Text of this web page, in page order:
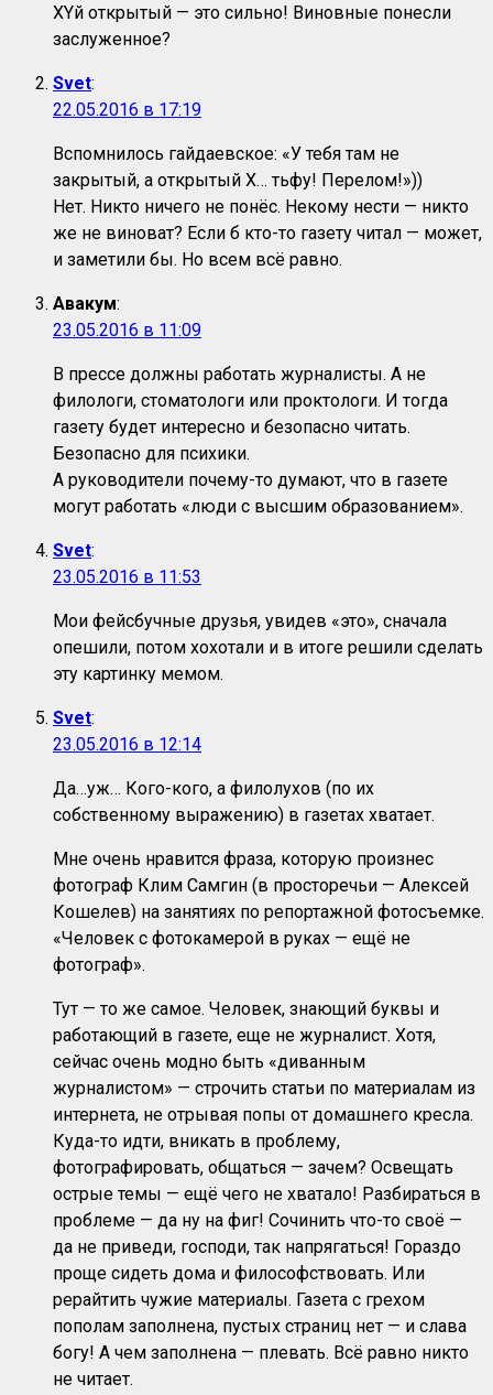
XYй открытый — это сильно! Виновные понесли
заслуженное?
Svet:
22.05.2016 в 17:19
Вспомнилось гайдаевское: «У тебя там не
закрытый, а открытый Х… тьфу! Перелом!»))
Нет. Никто ничего не понёс. Некому нести — никто
же не виноват? Если б кто-то газету читал — может,
и заметили бы. Но всем всё равно.
Авакум:
23.05.2016 в 11:09
В прессе должны работать журналисты. А не
филологи, стоматологи или проктологи. И тогда
газету будет интересно и безопасно читать.
Безопасно для психики.
А руководители почему-то думают, что в газете
могут работать «люди с высшим образованием».
Svet:
23.05.2016 в 11:53
Мои фейсбучные друзья, увидев «это», сначала
опешили, потом хохотали и в итоге решили сделать
эту картинку мемом.
Svet:
23.05.2016 в 12:14
Да…уж… Кого-кого, а филолухов (по их
собственному выражению) в газетах хватает.
Мне очень нравится фраза, которую произнес
фотограф Клим Самгин (в просторечьи — Алексей
Кошелев) на занятиях по репортажной фотосъемке.
«Человек с фотокамерой в руках — ещё не
фотограф».
Тут — то же самое. Человек, знающий буквы и
работающий в газете, еще не журналист. Хотя,
сейчас очень модно быть «диванным
журналистом» — строчить статьи по материалам из
интернета, не отрывая попы от домашнего кресла.
Куда-то идти, вникать в проблему,
фотографировать, общаться — зачем? Освещать
острые темы — ещё чего не хватало! Разбираться в
проблеме — да ну на фиг! Сочинить что-то своё —
да не приведи, господи, так напрягаться! Гораздо
проще сидеть дома и философствовать. Или
рерайтить чужие материалы. Газета с грехом
пополам заполнена, пустых страниц нет — и слава
богу! А чем заполнена — плевать. Всё равно никто
не читает.